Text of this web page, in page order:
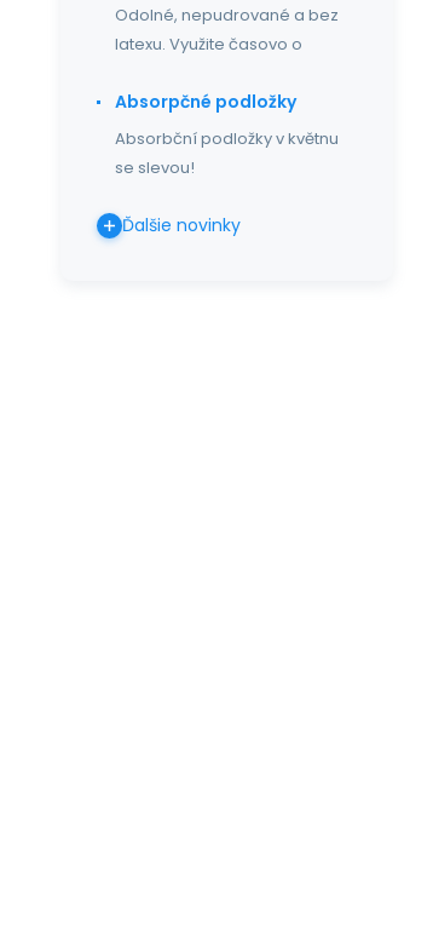
Odolné, nepudrované a bez
latexu. Využite časovo o
Absorpčné podložky
Absorbční podložky v květnu
se slevou!
Ďalšie novinky